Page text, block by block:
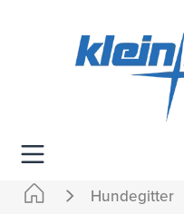
Hundegitter